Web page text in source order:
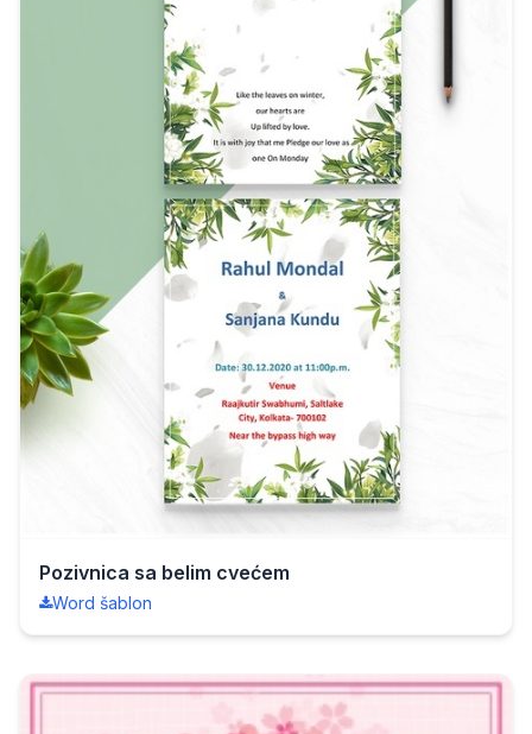
Pozivnica sa belim cvećem
Word šablon